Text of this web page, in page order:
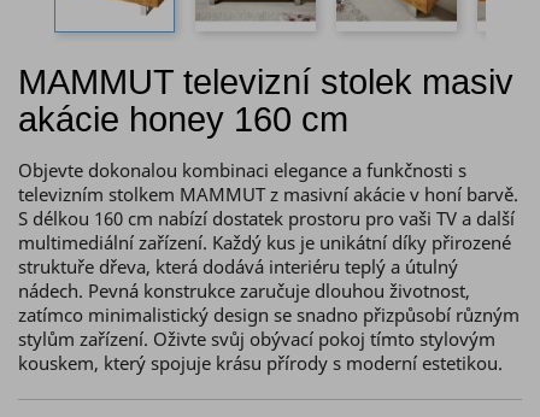
MAMMUT televizní stolek masiv
akácie honey 160 cm
Objevte dokonalou kombinaci elegance a funkčnosti s
televizním stolkem MAMMUT z masivní akácie v honí barvě.
S délkou 160 cm nabízí dostatek prostoru pro vaši TV a další
multimediální zařízení. Každý kus je unikátní díky přirozené
struktuře dřeva, která dodává interiéru teplý a útulný
nádech. Pevná konstrukce zaručuje dlouhou životnost,
zatímco minimalistický design se snadno přizpůsobí různým
stylům zařízení. Oživte svůj obývací pokoj tímto stylovým
kouskem, který spojuje krásu přírody s moderní estetikou.